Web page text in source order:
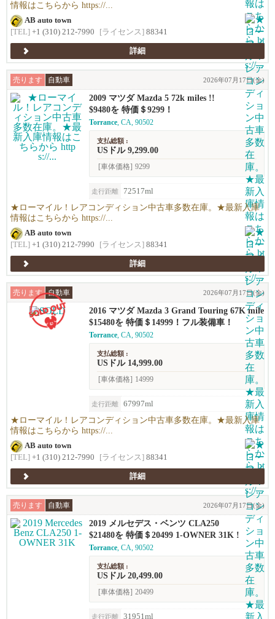
情報はこちらから https://...
AB auto town
[TEL] +1 (310) 212-7990 [ライセンス] 88341
詳細
売ります 自動車 2026年07月17日(金)
2009 マツダ Mazda 5 72k miles !!
$9480を 特価＄9299！
Torrance, CA, 90502
支払総額 :
USドル 9,299.00
[車体価格] 9299
走行距離 72517ml
★ローマイル！レアコンディション中古車多数在庫。★最新入庫
情報はこちらから https://...
AB auto town
[TEL] +1 (310) 212-7990 [ライセンス] 88341
詳細
売ります 自動車 2026年07月17日(金)
2016 マツダ Mazda 3 Grand Touring 67K mile
s !
$15480を 特価＄14999！フル装備車！
Torrance, CA, 90502
支払総額 :
USドル 14,999.00
[車体価格] 14999
走行距離 67997ml
★ローマイル！レアコンディション中古車多数在庫。★最新入庫
情報はこちらから https://...
AB auto town
[TEL] +1 (310) 212-7990 [ライセンス] 88341
詳細
売ります 自動車 2026年07月17日(金)
2019 メルセデス・ベンツ CLA250
$21480を 特価＄20499 1-OWNER 31K !
Torrance, CA, 90502
支払総額 :
USドル 20,499.00
[車体価格] 20499
走行距離 31951ml